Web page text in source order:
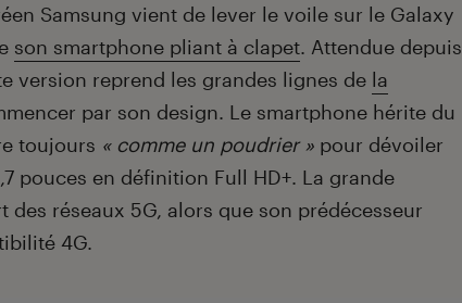
Samsung vient de lever le voile sur le Galaxy
son smartphone pliant à clapet. Attendue depuis
version reprend les grandes lignes de la
par son design. Le smartphone hérite du
toujours « comme un poudrier » pour dévoiler
pouces en définition Full HD+. La grande
des réseaux 5G, alors que son prédécesseur
4G.